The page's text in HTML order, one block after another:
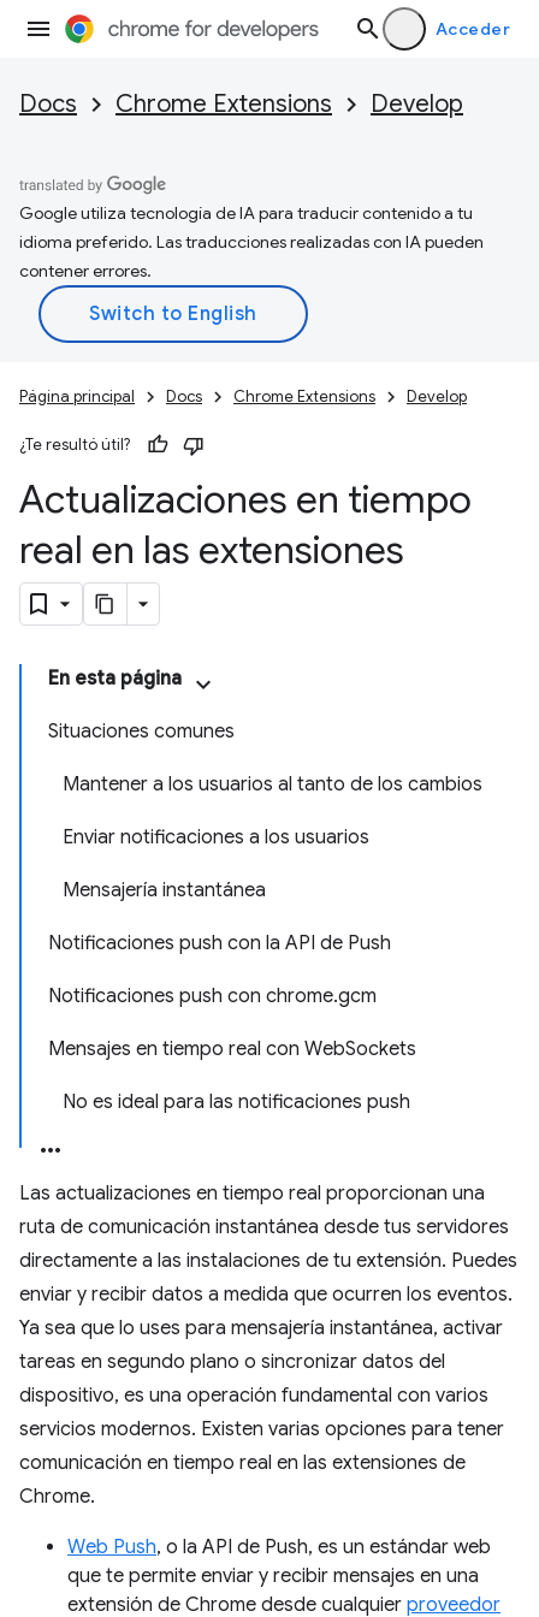
Acceder
Docs Chrome Extensions Develop
Google utiliza tecnología de IA para traducir contenido a tu
idioma preferido. Las traducciones realizadas con IA pueden
contener errores.
Página principal Docs Chrome Extensions Develop
¿Te resultó útil?
Actualizaciones en tiempo
real en las extensiones
En esta página
Situaciones comunes
Mantener a los usuarios al tanto de los cambios
Enviar notificaciones a los usuarios
Mensajería instantánea
Notificaciones push con la API de Push
Notificaciones push con chrome.gcm
Mensajes en tiempo real con WebSockets
No es ideal para las notificaciones push
Las actualizaciones en tiempo real proporcionan una
ruta de comunicación instantánea desde tus servidores
directamente a las instalaciones de tu extensión. Puedes
enviar y recibir datos a medida que ocurren los eventos.
Ya sea que lo uses para mensajería instantánea, activar
tareas en segundo plano o sincronizar datos del
dispositivo, es una operación fundamental con varios
servicios modernos. Existen varias opciones para tener
comunicación en tiempo real en las extensiones de
Chrome.
Web Push, o la API de Push, es un estándar web
que te permite enviar y recibir mensajes en una
extensión de Chrome desde cualquier proveedor